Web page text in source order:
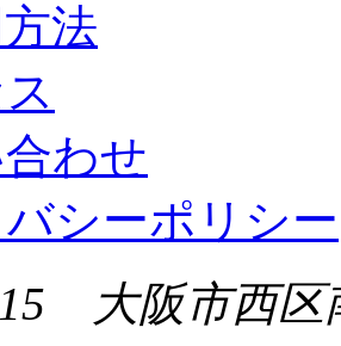
法
わせ
シーポリシー
大阪市西